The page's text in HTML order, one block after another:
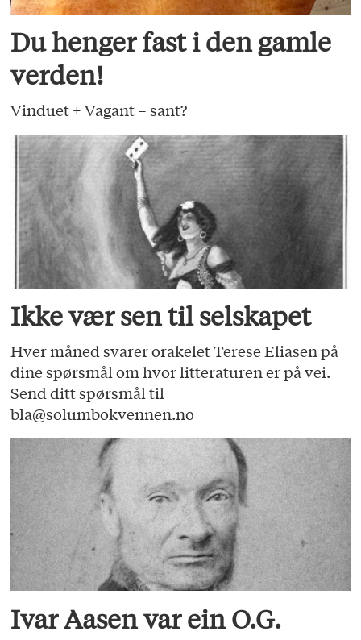
Du henger fast i den gamle
verden!
Vinduet + Vagant = sant?
Ikke vær sen til selskapet
Hver måned svarer orakelet Terese Eliasen på
dine spørsmål om hvor litteraturen er på vei.
Send ditt spørsmål til
bla@solumbokvennen.no
Ivar Aasen var ein O.G.